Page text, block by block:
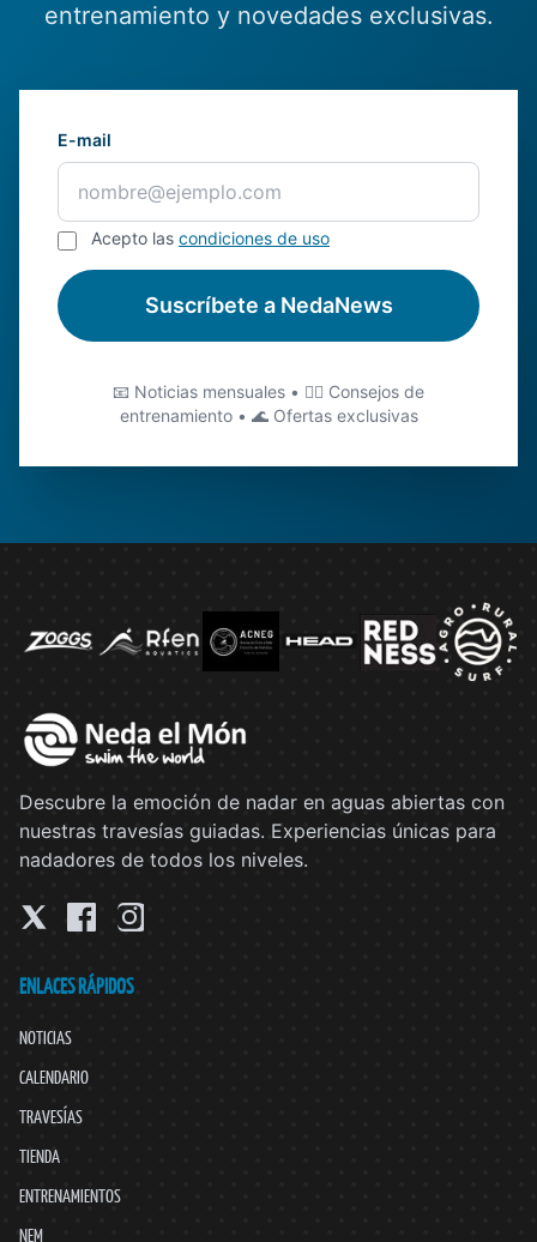
entrenamiento y novedades exclusivas.
E-mail
Acepto las condiciones de uso
Suscríbete a NedaNews
📧 Noticias mensuales • 🏊‍♂️ Consejos de
entrenamiento • 🌊 Ofertas exclusivas
Descubre la emoción de nadar en aguas abiertas con
nuestras travesías guiadas. Experiencias únicas para
nadadores de todos los niveles.
ENLACES RÁPIDOS
NOTICIAS
CALENDARIO
TRAVESÍAS
TIENDA
ENTRENAMIENTOS
NEM